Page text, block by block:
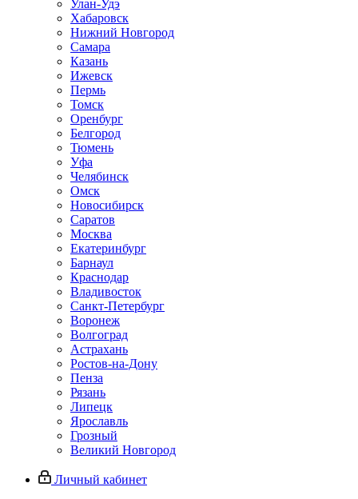
Улан-Удэ
Хабаровск
Нижний Новгород
Самара
Казань
Ижевск
Пермь
Томск
Оренбург
Белгород
Тюмень
Уфа
Челябинск
Омск
Новосибирск
Саратов
Москва
Екатеринбург
Барнаул
Краснодар
Владивосток
Санкт-Петербург
Воронеж
Волгоград
Астрахань
Ростов-на-Дону
Пенза
Рязань
Липецк
Ярославль
Грозный
Великий Новгород
Личный кабинет